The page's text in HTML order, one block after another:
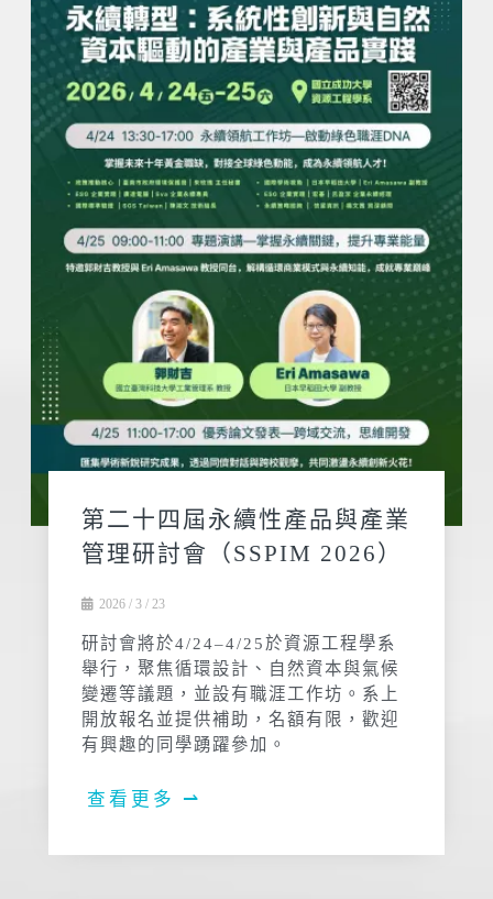
第二十四屆永續性產品與產業
管理研討會（SSPIM 2026）
2026 / 3 / 23
研討會將於4/24–4/25於資源工程學系
舉行，聚焦循環設計、自然資本與氣候
變遷等議題，並設有職涯工作坊。系上
開放報名並提供補助，名額有限，歡迎
有興趣的同學踴躍參加。
查看更多 ⇀